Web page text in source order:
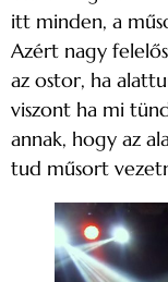
itt minden, a
Azért nagy
az ostor, ha
viszont ha mi
annak, hogy az
tud műsort